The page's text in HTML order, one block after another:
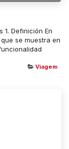
1. Definición En
se muestra en
Viagem